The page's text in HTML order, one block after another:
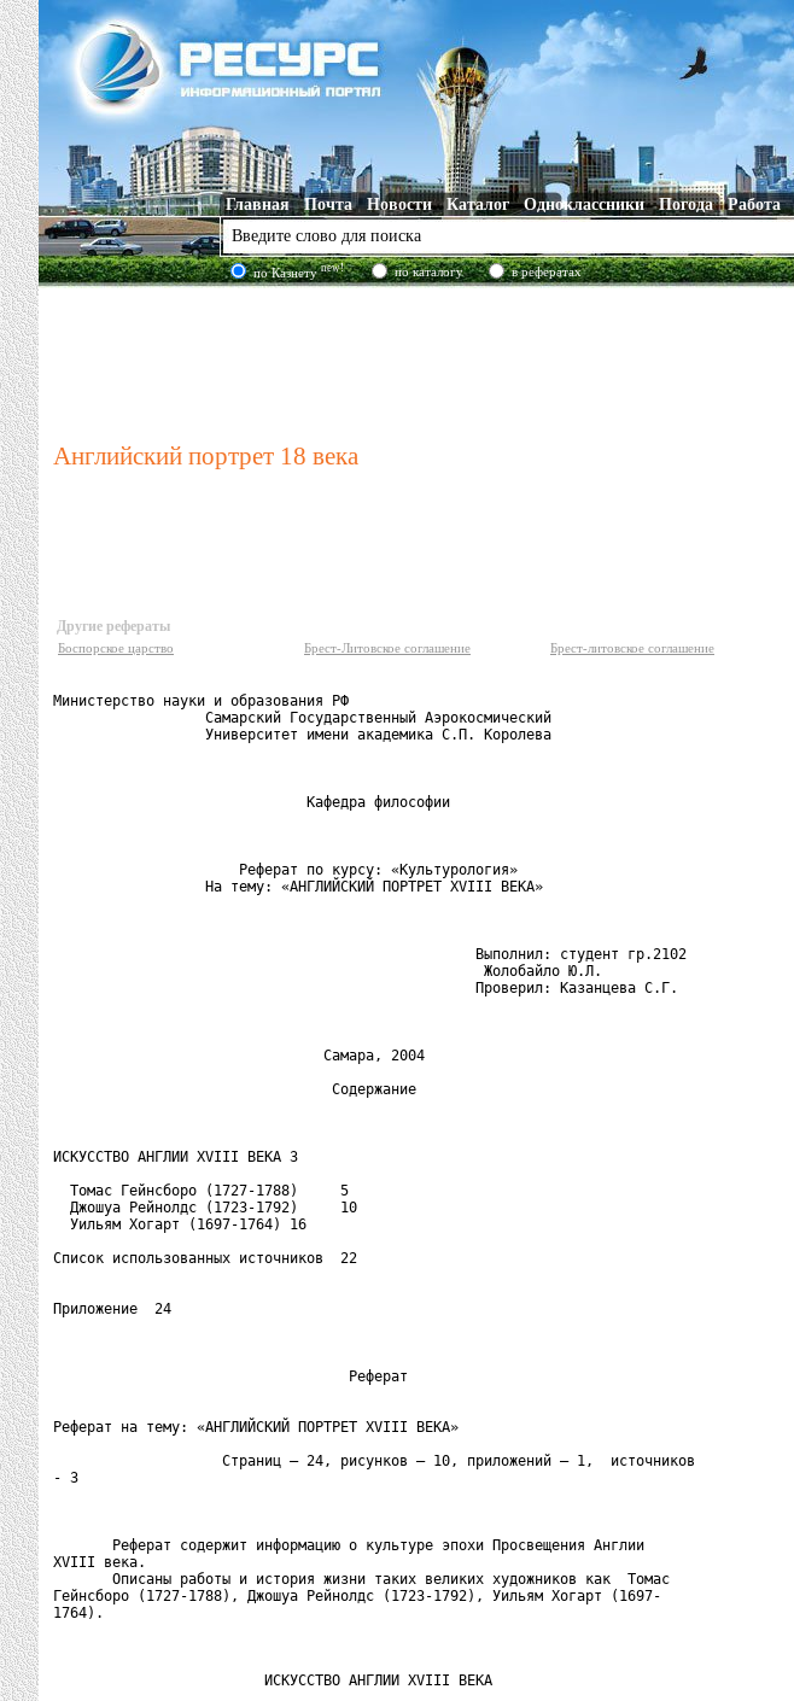
Главная Почта Новости Каталог Одноклассники Погода Работа
по Казнетуnew! по каталогу в рефератах
Английский портрет 18 века
Другие рефераты
Боспорское царство Брест-Литовское соглашение Брест-литовское соглашение
Министерство науки и образования РФ
                  Самарский Государственный Аэрокосмический
                  Университет имени академика С.П. Королева
                              Кафедра философии
                      Реферат по курсу: «Культурология»
                  На тему: «АНГЛИЙСКИЙ ПОРТРЕТ XVIII ВЕКА»
                                                  Выполнил: студент гр.2102
                                                   Жолобайло Ю.Л.
                                                  Проверил: Казанцева С.Г.
                                Самара, 2004
                                 Содержание
ИСКУССТВО АНГЛИИ XVIII ВЕКА 3
  Томас Гейнсборо (1727-1788)     5
  Джошуа Рейнолдс (1723-1792)     10
  Уильям Хогарт (1697-1764) 16
Список использованных источников  22
Приложение  24
                                   Реферат
Реферат на тему: «АНГЛИЙСКИЙ ПОРТРЕТ XVIII ВЕКА»
                    Страниц – 24, рисунков – 10, приложений – 1,  источников
- 3
       Реферат содержит информацию о культуре эпохи Просвещения Англии
XVIII века.
       Описаны работы и история жизни таких великих художников как  Томас
Гейнсборо (1727-1788), Джошуа Рейнолдс (1723-1792), Уильям Хогарт (1697-
1764).
                         ИСКУССТВО АНГЛИИ XVIII ВЕКА